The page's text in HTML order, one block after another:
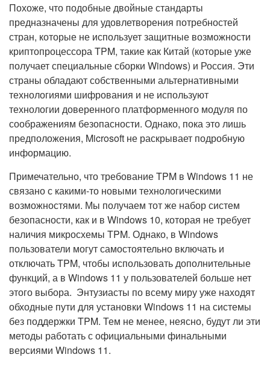
Похоже, что подобные двойные стандарты
предназначены для удовлетворения потребностей
стран, которые не использует защитные возможности
криптопроцессора TPM, такие как Китай (которые уже
получает специальные сборки Windows) и Россия. Эти
страны обладают собственными альтернативными
технологиями шифрования и не используют
технологии доверенного платформенного модуля по
соображениям безопасности. Однако, пока это лишь
предположения, Microsoft не раскрывает подробную
информацию.
Примечательно, что требование TPM в Windows 11 не
связано с какими-то новыми технологическими
возможностями. Мы получаем тот же набор систем
безопасности, как и в Windows 10, которая не требует
наличия микросхемы TPM. Однако, в Windows
пользователи могут самостоятельно включать и
отключать TPM, чтобы использовать дополнительные
функций, а в Windows 11 у пользователей больше нет
этого выбора. Энтузиасты по всему миру уже находят
обходные пути для установки Windows 11 на системы
без поддержки TPM. Тем не менее, неясно, будут ли эти
методы работать с официальными финальными
версиями Windows 11.